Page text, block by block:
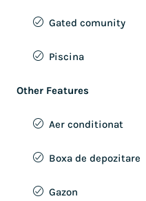
Gated comunity
Piscina
Other Features
Aer conditionat
Boxa de depozitare
Gazon